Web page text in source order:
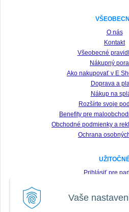
Vaše
O nás
Kontakt
Všeobecné
Nákupný
Ako nakupovať v E
Doprava a
Nákup na
Rozšírte svoje
Benefity pre
Obchodné podmienky a
Ochrana
Prihlásiť pre
Zabudnuté